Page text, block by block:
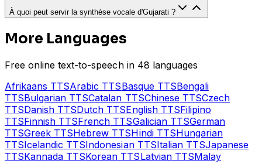
À quoi peut servir la synthèse vocale d'Gujarati ?
More Languages
Free online text-to-speech in 48 languages
Afrikaans TTSArabic TTSBasqueTTSBengali
TTSBulgarian TTSCatalan TTSChineseTTSCzech
TTSDanish TTSDutch TTSEnglishTTSFilipino
TTSFinnish TTSFrench TTSGalicianTTSGerman
TTSGreek TTSHebrew TTSHindiTTSHungarian
TTSIcelandic TTSIndonesianTTSItalianTTSJapanese
TTSKannada TTSKorean TTSLatvianTTSMalay